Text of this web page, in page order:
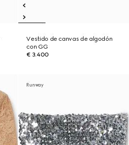
Vestido de canvas de algodón
con GG
€ 3.400
Runway